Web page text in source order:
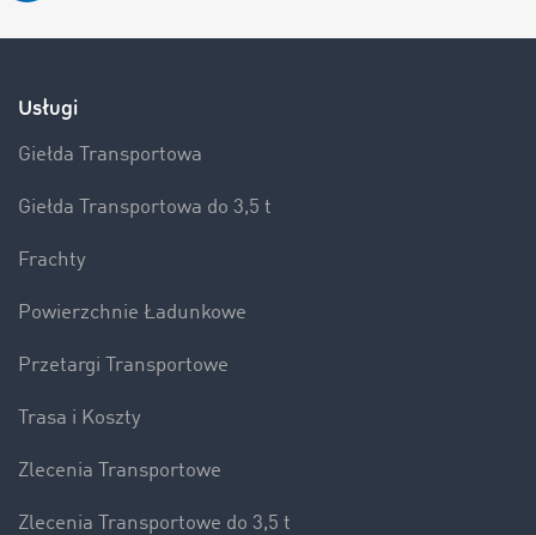
Usługi
Giełda Transportowa
Giełda Transportowa do 3,5 t
Frachty
Powierzchnie Ładunkowe
Przetargi Transportowe
Trasa i Koszty
Zlecenia Transportowe
Zlecenia Transportowe do 3,5 t